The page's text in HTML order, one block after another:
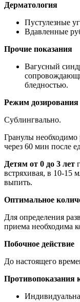
Дерматология
Пустулезные
Вдавленные
Прочие показания
Вагусный
бледностью.
Режим дозирования
Сублингвально.
Гранулы необходимо
через 60 мин после
Детям от 0 до 3 лет
встряхивая, в 10-15
выпить.
Оптимальное
Для определения
приема необходима
Побочное действие
До настоящего
Противопоказания